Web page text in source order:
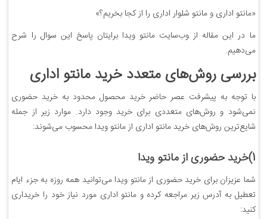
«مانتو اداری و مانتو شلوار اداری را از کجا بخریم؟»
ما در این مقاله از وب‌سایت مانتو ویدا برایتان پاسخ این سوال را شرح
می‌دهیم.
بررسی روش‌های متعدد خرید مانتو اداری
با توجه به پیشرفت عصر حاضر خرید محصول محدود به خرید حضوری
نمی‌شود و روش‌های متعددی برای خرید وجود دارد. موارد زیر از جمله
شایع‌ترین روش‌های خرید مانتو اداری از مانتو ویدا محسوب می‌شوند:
1)خرید حضوری از مانتو ویدا
شما عزیزان برای خرید حضوری از مانتو ویدا می‌توانید همه روزه به جزء ایام
تعطیل به آدرس زیر مراجعه کرده و مانتو اداری مورد نیاز خود را خریداری
کنید: